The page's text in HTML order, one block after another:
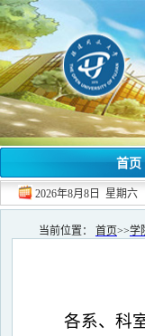
首页
2026年8月8日 星期六
当前位置： 首页>>学
各系、科